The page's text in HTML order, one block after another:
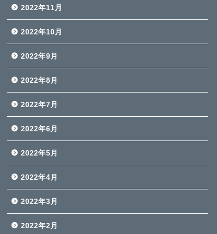
2022年11月
2022年10月
2022年9月
2022年8月
2022年7月
2022年6月
2022年5月
2022年4月
2022年3月
2022年2月